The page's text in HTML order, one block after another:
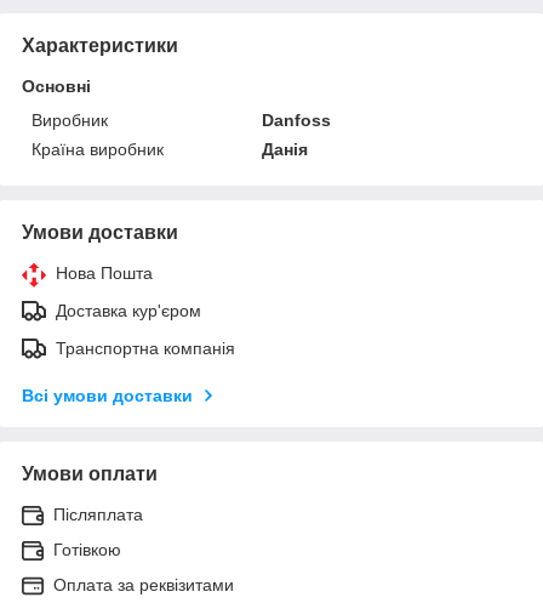
Характеристики
Основні
Виробник
Danfoss
Країна виробник
Данія
Умови доставки
Нова Пошта
Доставка кур'єром
Транспортна компанія
Всі умови доставки
Умови оплати
Післяплата
Готівкою
Оплата за реквізитами